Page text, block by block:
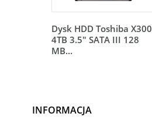
Dysk HDD Toshiba X300
4TB 3.5" SATA III 128
MB...
INFORMACJA